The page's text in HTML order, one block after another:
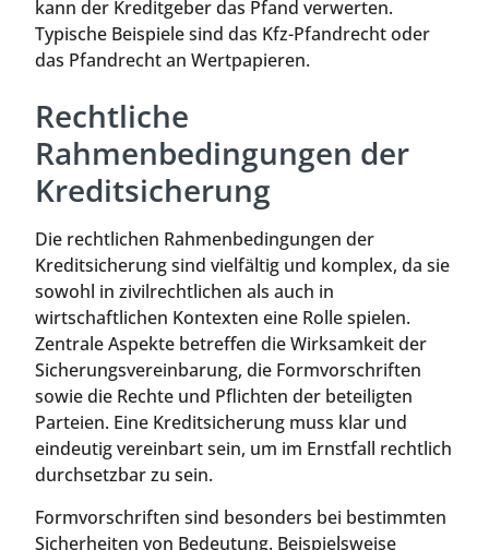
kann der Kreditgeber das Pfand verwerten.
Typische Beispiele sind das Kfz-Pfandrecht oder
das Pfandrecht an Wertpapieren.
Rechtliche
Rahmenbedingungen der
Kreditsicherung
Die rechtlichen Rahmenbedingungen der
Kreditsicherung sind vielfältig und komplex, da sie
sowohl in zivilrechtlichen als auch in
wirtschaftlichen Kontexten eine Rolle spielen.
Zentrale Aspekte betreffen die Wirksamkeit der
Sicherungsvereinbarung, die Formvorschriften
sowie die Rechte und Pflichten der beteiligten
Parteien. Eine Kreditsicherung muss klar und
eindeutig vereinbart sein, um im Ernstfall rechtlich
durchsetzbar zu sein.
Formvorschriften sind besonders bei bestimmten
Sicherheiten von Bedeutung. Beispielsweise